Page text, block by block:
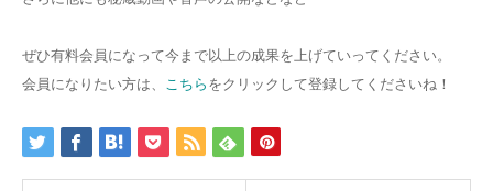
ぜひ有料会員になって今まで以上の成果を上げていってください。
会員になりたい方は、 こちら をクリックして登録してくださいね！